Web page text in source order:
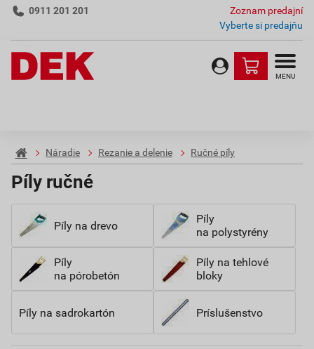
0911 201 201
Zoznam predajní
Vyberte si predajňu
MENU
Náradie Rezanie a delenie Ručné píly
Píly ručné
Píly na drevo
Píly
na polystyrény
Píly
na pórobetón
Píly na tehlové
bloky
Píly na sadrokartón Príslušenstvo